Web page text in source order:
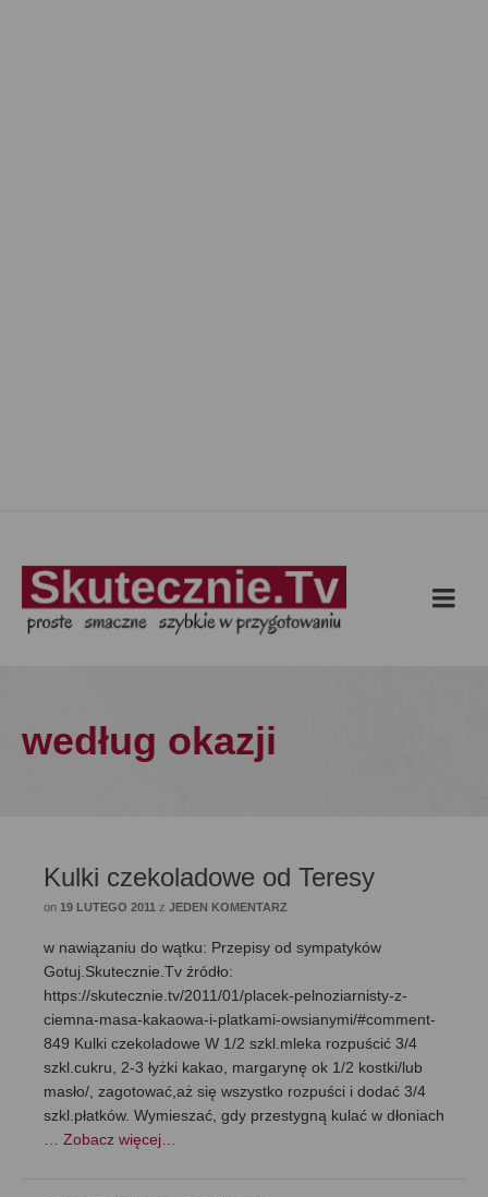
według okazji
Kulki czekoladowe od Teresy
on 19 LUTEGO 2011 z JEDEN KOMENTARZ
w nawiązaniu do wątku: Przepisy od sympatyków
Gotuj.Skutecznie.Tv źródło:
https://skutecznie.tv/2011/01/placek-pelnoziarnisty-z-
ciemna-masa-kakaowa-i-platkami-owsianymi/#comment-
849 Kulki czekoladowe W 1/2 szkl.mleka rozpuścić 3/4
szkl.cukru, 2-3 łyżki kakao, margarynę ok 1/2 kostki/lub
masło/, zagotować,aż się wszystko rozpuści i dodać 3/4
szkl.płatków. Wymieszać, gdy przestygną kulać w dłoniach
Zobacz więcej…